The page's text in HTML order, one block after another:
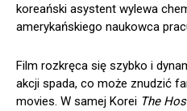
koreański asystent wylewa
amerykańskiego naukowca
Film rozkręca się szybko i
akcji spada, co może znudzić
movies. W samej Korei The